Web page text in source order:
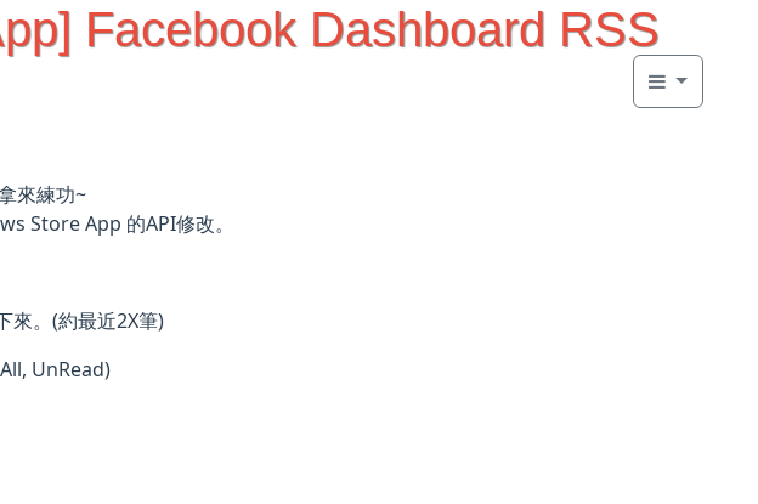
Facebook Dashboard RSS
來練功~
Store App 的API修改。
來。(約最近2X筆)
UnRead)